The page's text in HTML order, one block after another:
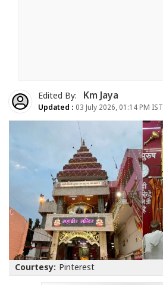
Edited By: Km Jaya
Updated : 03 July 2026, 01:14 PM IST
Courtesy: Pinterest